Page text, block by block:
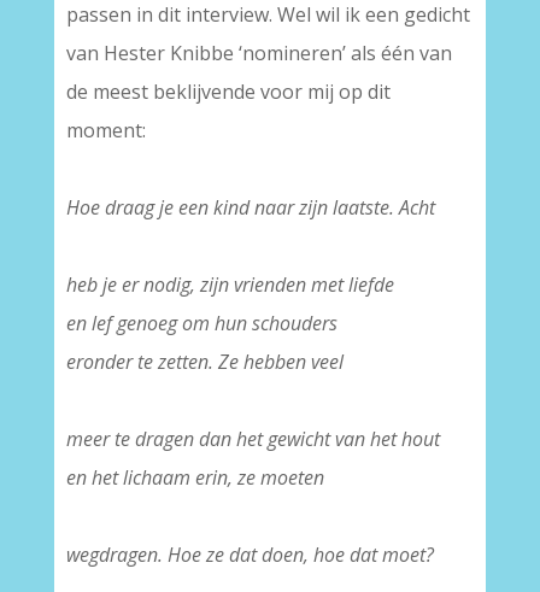
passen in dit interview. Wel wil ik een gedicht
van Hester Knibbe ‘nomineren’ als één van
de meest beklijvende voor mij op dit
moment:
Hoe draag je een kind naar zijn laatste. Acht
heb je er nodig, zijn vrienden met liefde
en lef genoeg om hun schouders
eronder te zetten. Ze hebben veel
meer te dragen dan het gewicht van het hout
en het lichaam erin, ze moeten
wegdragen. Hoe ze dat doen, hoe dat moet?